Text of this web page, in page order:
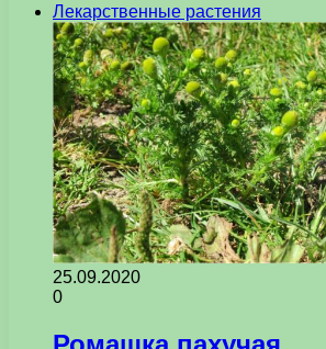
Лекарственные растения
25.09.2020
0